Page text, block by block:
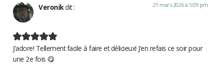
Veronik dit : 21 mars 2026 à 5:09 pm
J’adore! Tellement facile à faire et délicieux! J’en refais ce soir pour
une 2e fois 😋